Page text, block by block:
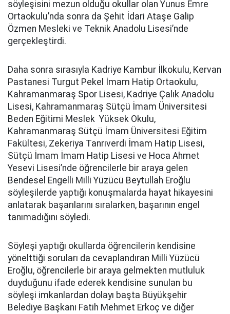
söyleşisini mezun olduğu okullar olan Yunus Emre
Ortaokulu’nda sonra da Şehit İdari Ataşe Galip
Özmen Mesleki ve Teknik Anadolu Lisesi’nde
gerçekleştirdi.
Daha sonra sırasıyla Kadriye Kambur İlkokulu, Kervan
Pastanesi Turgut Pekel İmam Hatip Ortaokulu,
Kahramanmaraş Spor Lisesi, Kadriye Çalık Anadolu
Lisesi, Kahramanmaraş Sütçü İmam Üniversitesi
Beden Eğitimi Meslek Yüksek Okulu,
Kahramanmaraş Sütçü İmam Üniversitesi Eğitim
Fakültesi, Zekeriya Tanrıverdi İmam Hatip Lisesi,
Sütçü İmam İmam Hatip Lisesi ve Hoca Ahmet
Yesevi Lisesi’nde öğrencilerle bir araya gelen
Bendesel Engelli Milli Yüzücü Beytullah Eroğlu
söyleşilerde yaptığı konuşmalarda hayat hikayesini
anlatarak başarılarını sıralarken, başarının engel
tanımadığını söyledi.
Söyleşi yaptığı okullarda öğrencilerin kendisine
yönelttiği soruları da cevaplandıran Milli Yüzücü
Eroğlu, öğrencilerle bir araya gelmekten mutluluk
duyduğunu ifade ederek kendisine sunulan bu
söyleşi imkanlardan dolayı başta Büyükşehir
Belediye Başkanı Fatih Mehmet Erkoç ve diğer